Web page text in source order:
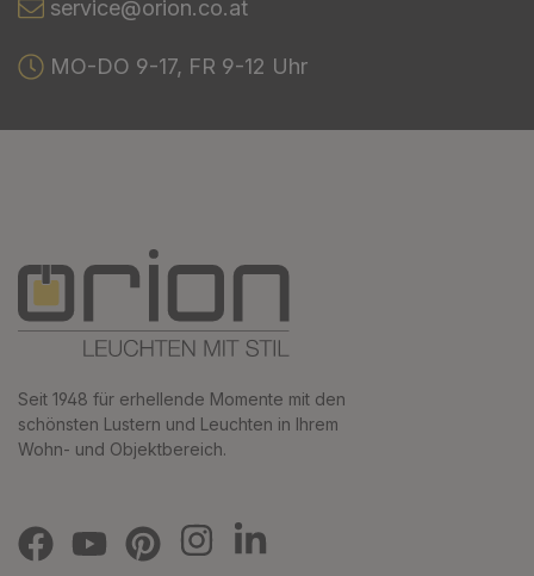
service@orion.co.at
MO-DO 9-17, FR 9-12 Uhr
Seit 1948 für erhellende Momente mit den
schönsten Lustern und Leuchten in Ihrem
Wohn- und Objektbereich.